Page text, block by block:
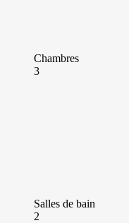
Chambres
3
Salles de bain
2